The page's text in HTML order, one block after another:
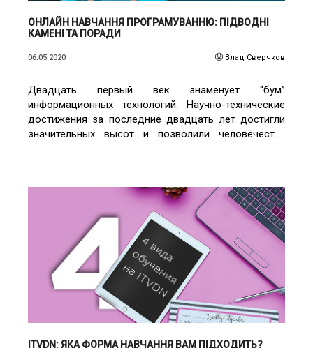
ОНЛАЙН НАВЧАННЯ ПРОГРАМУВАННЮ: ПІДВОДНІ
КАМЕНІ ТА ПОРАДИ
06.05.2020 Влад Сверчков
Двадцать первый век знаменует “бум”
информационных технологий. Научно-технические
достижения за последние двадцать лет достигли
значительных высот и позволили человечеству
приспособлений обработки информации
практически у каждого человека появилась
возможность обучаться не выходя из дома.
ЧИТАТИ ДЕТАЛЬНІШЕ
ITVDN: ЯКА ФОРМА НАВЧАННЯ ВАМ ПІДХОДИТЬ?